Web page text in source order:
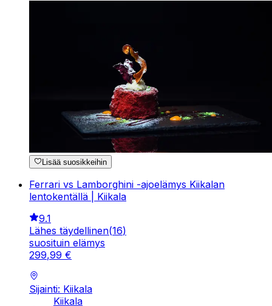
Lisää suosikkeihin
Ferrari vs Lamborghini -ajoelämys Kiikalan
lentokentällä | Kiikala
9.1
Lähes täydellinen(16)
suosituin elämys
299,99 €
Sijainti: Kiikala
Kiikala